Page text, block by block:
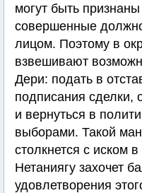
могут быть
совершенные
лицом. Поэтому в
взвешивают
Дери: подать в
подписания сделки,
и вернуться в
выборами. Такой
столкнется с иском
Нетаниягу захочет
удовлетворения